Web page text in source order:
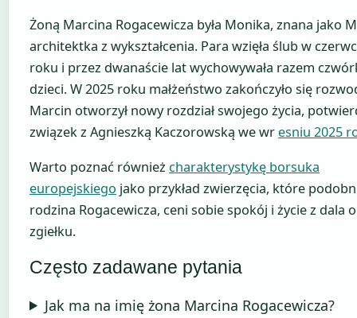
Żoną Marcina Rogacewicza była Monika, znana jako
architektka z wykształcenia. Para wzięła ślub w
roku i przez dwanaście lat wychowywała razem
dzieci. W 2025 roku małżeństwo zakończyło się
Marcin otworzył nowy rozdział swojego życia,
związek z Agnieszką Kaczorowską we wr esniu 2025
Warto poznać również charakterystykę borsuka
europejskiego jako przykład zwierzęcia, które
rodzina Rogacewicza, ceni sobie spokój i życie z dala
zgiełku.
Często zadawane pytania
Jak ma na imię żona Marcina Rogacewicza?